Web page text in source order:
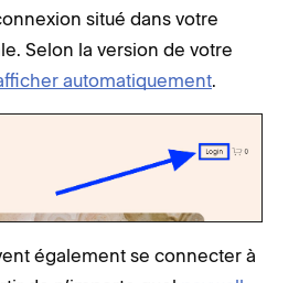
situé dans votre
Selon la version de votre
automatiquement.
également se connecter à